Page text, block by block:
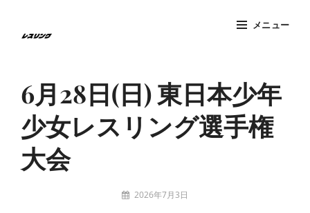
メニュー
6月28日(日) 東日本少年
少女レスリング選手権
大会
投 2026年7月3日